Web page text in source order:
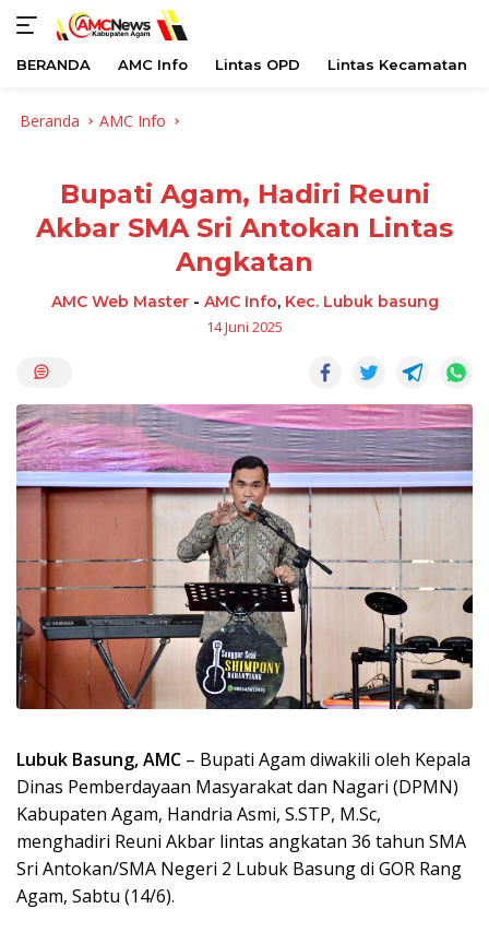
BERANDA AMC Info Lintas OPD Lintas Kecamatan
Beranda AMC Info
Bupati Agam, Hadiri Reuni
Akbar SMA Sri Antokan Lintas
Angkatan
AMC Web Master- AMC Info, Kec. Lubuk basung
14 Juni 2025
Lubuk Basung, AMC – Bupati Agam diwakili oleh Kepala
Dinas Pemberdayaan Masyarakat dan Nagari (DPMN)
Kabupaten Agam, Handria Asmi, S.STP, M.Sc,
menghadiri Reuni Akbar lintas angkatan 36 tahun SMA
Sri Antokan/SMA Negeri 2 Lubuk Basung di GOR Rang
Agam, Sabtu (14/6).